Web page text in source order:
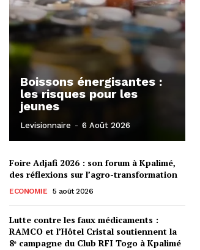
Boissons énergisantes :
les risques pour les
jeunes
Levisionnaire - 6 Août 2026
Foire Adjafi 2026 : son forum à Kpalimé,
des réflexions sur l’agro-transformation
ECONOMIE 5 août 2026
Lutte contre les faux médicaments :
RAMCO et l’Hôtel Cristal soutiennent la
8ᵉ campagne du Club RFI Togo à Kpalimé